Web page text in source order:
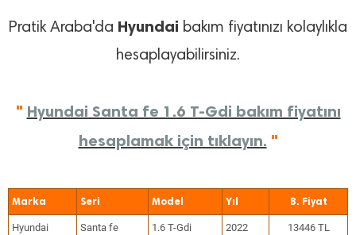
Pratik Araba'da Hyundai bakım fiyatınızı kolaylıkla
hesaplayabilirsiniz.
" Hyundai Santa fe 1.6 T-Gdi bakım fiyatını
hesaplamak için tıklayın. "
Marka Seri Model Yıl
Hyundai Santa fe 1.6 T-Gdi 2022 13446 TL